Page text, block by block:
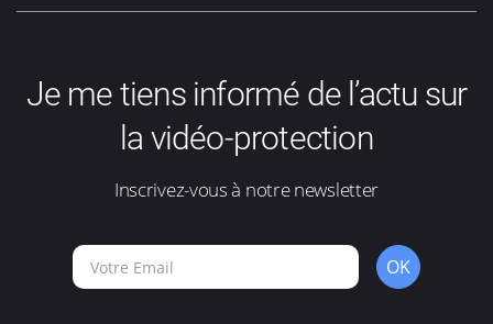
Je me tiens informé de l’actu sur
la vidéo-protection
Inscrivez-vous à notre newsletter
OK